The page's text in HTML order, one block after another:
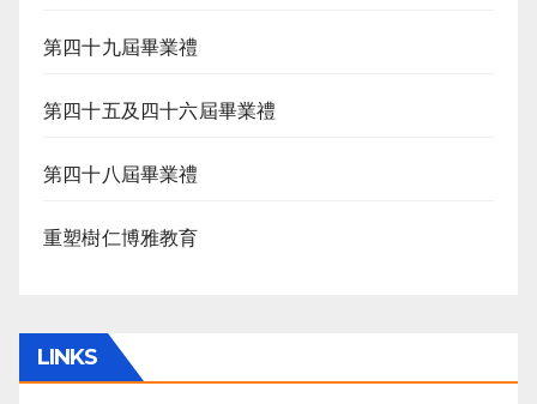
第四十九屆畢業禮
第四十五及四十六屆畢業禮
第四十八屆畢業禮
重塑樹仁博雅教育
LINKS